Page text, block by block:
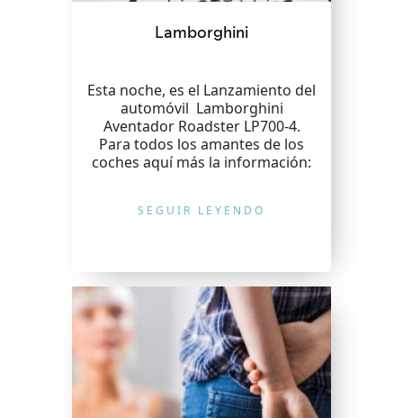
Lamborghini
Esta noche, es el Lanzamiento del
automóvil Lamborghini
Aventador Roadster LP700-4.
Para todos los amantes de los
coches aquí más la información:
SEGUIR LEYENDO